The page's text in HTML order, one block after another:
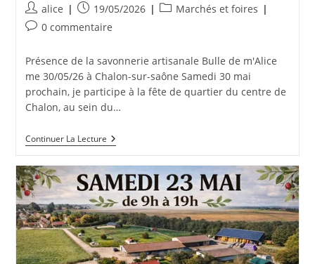
Auteur/autrice
de
alice
Publication
publiée :
19/05/2026
PostMarchés et foires
Commentaires
la
publication :
0 commentaire
Présence de la savonnerie artisanale Bulle de m'Alice
me 30/05/26 à Chalon-sur-saône Samedi 30 mai
prochain, je participe à la fête de quartier du centre de
Chalon, au sein du…
Continuer La LectureFête
De
Centre
Au
Parc
G.Nouelle
À
Chalon
Le
30